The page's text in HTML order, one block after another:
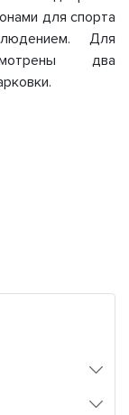
для спорта
Для
два